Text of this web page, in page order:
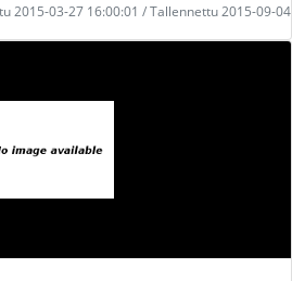
2015-03-27 16:00:01 / Tallennettu 2015-09-04